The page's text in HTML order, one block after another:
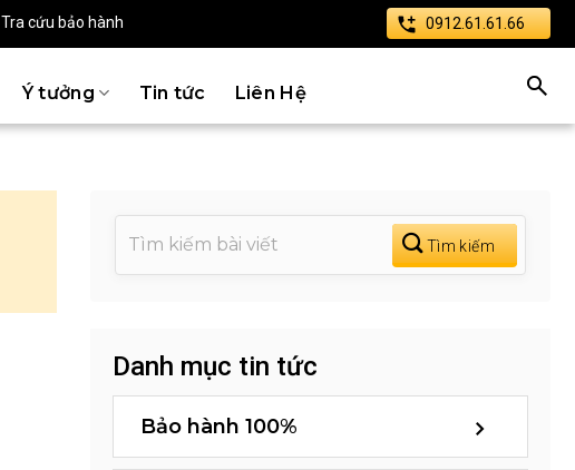
Tra cứu bảo hành 0912.61.61.66
Ý tưởng Tin tức Liên Hệ
Danh mục tin tức
Bảo hành 100%